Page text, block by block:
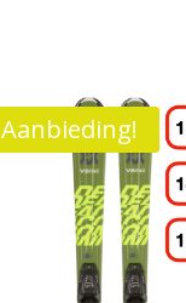
Aanbieding!